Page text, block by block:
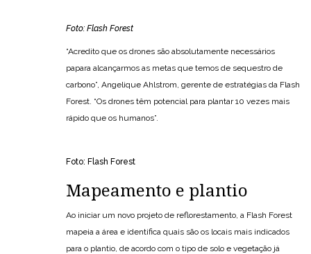
Foto: Flash Forest
“Acredito que os drones são absolutamente necessários
papara alcançarmos as metas que temos de sequestro de
carbono”, Angelique Ahlstrom, gerente de estratégias da Flash
Forest. “Os drones têm potencial para plantar 10 vezes mais
rápido que os humanos”.
Foto: Flash Forest
Mapeamento e plantio
Ao iniciar um novo projeto de reflorestamento, a Flash Forest
mapeia a área e identifica quais são os locais mais indicados
para o plantio, de acordo com o tipo de solo e vegetação já